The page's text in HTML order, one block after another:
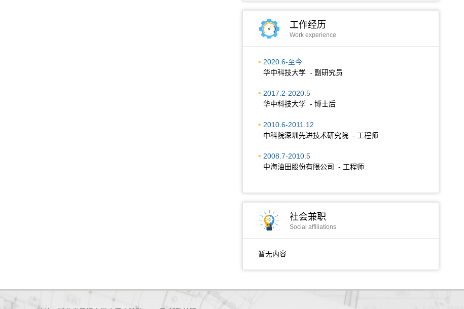
工作经历
Work experience
2020.6-至今
华中科技大学 - 副研究员
2017.2-2020.5
华中科技大学 - 博士后
2010.6-2011.12
中科院深圳先进技术研究院 - 工程师
2008.7-2010.5
中海油田股份有限公司 - 工程师
社会兼职
Social affiliations
暂无内容